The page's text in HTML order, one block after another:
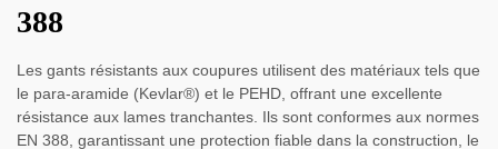
388
Les gants résistants aux coupures utilisent des matériaux tels que
le para-aramide (Kevlar®) et le PEHD, offrant une excellente
résistance aux lames tranchantes. Ils sont conformes aux normes
EN 388, garantissant une protection fiable dans la construction, le